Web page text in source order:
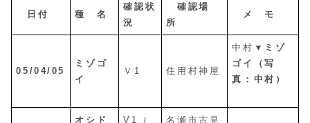
日付 種 名
確認状
況
確認場
所
メ モ
05/04/05
ミゾゴ
イ
Ｖ1 住用村神屋
中村 ▼ミゾ
ゴイ（写
真：中村）
オシド
V1（
名瀬市古見